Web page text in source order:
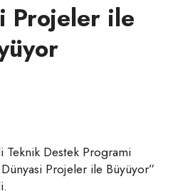
Projeler ile
Destek Programi
Projeler ile Büyüyor”